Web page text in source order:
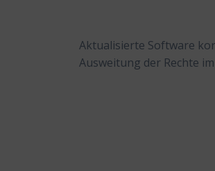
Aktualisierte Software
Ausweitung der Rechte